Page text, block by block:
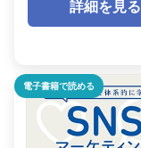
詳細を見る
電子書籍で読める